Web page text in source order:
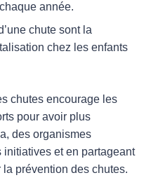
année.
chute sont la
chez les enfants
chutes encourage les
pour avoir plus
des organismes
et en partageant
prévention des chutes.